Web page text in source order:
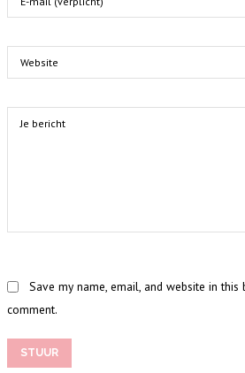
Save my name, email, and website in
comment.
STUUR